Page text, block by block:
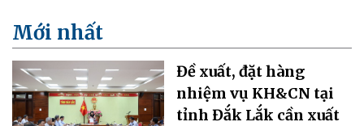
Mới nhất
Đề xuất, đặt hàng
nhiệm vụ KH&CN tại
tỉnh Đắk Lắk cần xuất